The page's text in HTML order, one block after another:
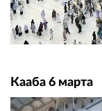
Кааба 6 марта